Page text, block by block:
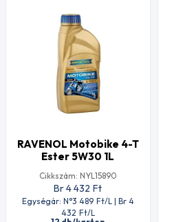
RAVENOL Motobike 4-T
Ester 5W30 1L
Cikkszám: NYL15890
Br 4 432 Ft
Egységár: N°3 489 Ft/L | Br 4
432 Ft/L